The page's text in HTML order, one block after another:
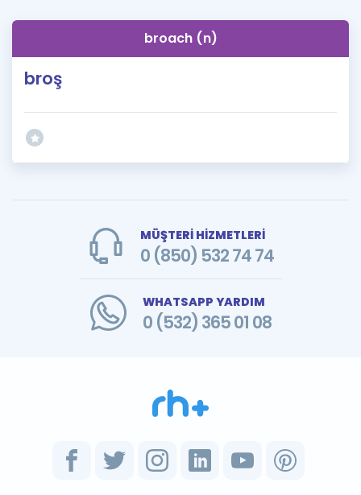
broach (n)
broş
MÜŞTERİ HİZMETLERİ
0 (850) 532 74 74
WHATSAPP YARDIM
0 (532) 365 01 08